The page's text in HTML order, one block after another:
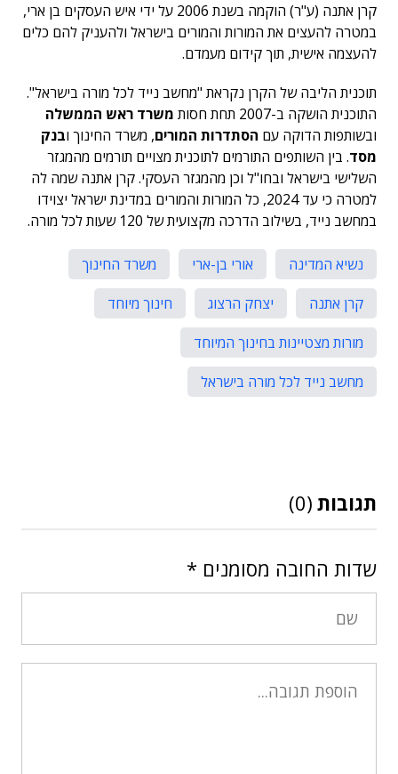
קרן אתנה (ע"ר) הוקמה בשנת 2006 על ידי איש העסקים בן ארי,
במטרה להעצים את המורות והמורים בישראל ולהעניק להם כלים
להעצמה אישית, תוך קידום מעמדם.
תוכנית הליבה של הקרן נקראת "מחשב נייד לכל מורה בישראל".
התוכנית הושקה ב-2007 תחת חסות
משרד ראש הממשלה
ובשותפות הדוקה עם הסתדרות המורים, משרד החינוך ובנק
מסד. בין השותפים התורמים לתוכנית מצויים תורמים מהמגזר
השלישי בישראל ובחו"ל וכן מהמגזר העסקי. קרן אתנה שמה לה
למטרה כי עד 2024, כל המורות והמורים במדינת ישראל יצוידו
במחשב נייד, בשילוב הדרכה מקצועית של 120 שעות לכל מורה.
נשיא המדינה אורי בן-ארי
משרד החינוך
קרן אתנה
יצחק הרצוג
חינוך מיוחד
מורות מצטיינות בחינוך המיוחד
מחשב נייד לכל מורה בישראל
תגובות (0)
שדות החובה מסומנים *